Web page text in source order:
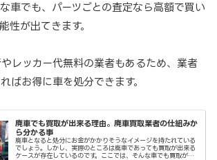
車でも、パーツごとの査定なら高額で買い
性が出てきます。
レッカー代無料の業者もあるため、業者
ばお得に車を処分できます。
廃車でも買取が出来る理由。廃車買取業者の仕組みか
ら分かる事
廃車となると処分にお金がかかりそうなイメージを持たれている
でしょう。しかし、実際のところは廃車であっても買取が出来る
ケースが存在しているのです。ここでは、そんな車でも買取が出